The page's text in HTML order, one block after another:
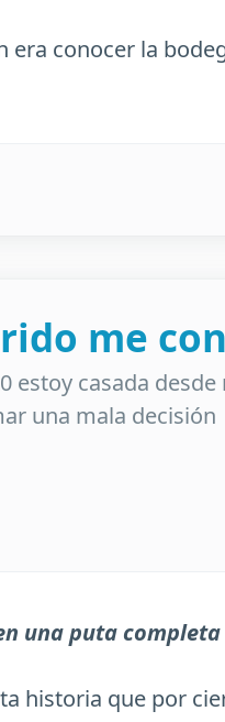
conocer la
me
estoy casada
una mala decisión
una puta completa
historia que por